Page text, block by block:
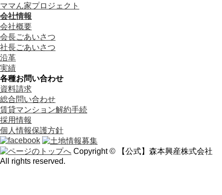
ママん家プロジェクト
会社情報
会社概要
会長ごあいさつ
社長ごあいさつ
沿革
実績
各種お問い合わせ
資料請求
総合問い合わせ
賃貸マンション解約手続
採用情報
個人情報保護方針
Copyright © 【公式】森本興産株式会社
All rights reserved.